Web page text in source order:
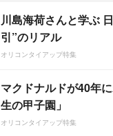
川島海荷さんと学ぶ
引”のリアル
オリコンタイアップ特集
マクドナルドが40年
生の甲子園」
オリコンタイアップ特集